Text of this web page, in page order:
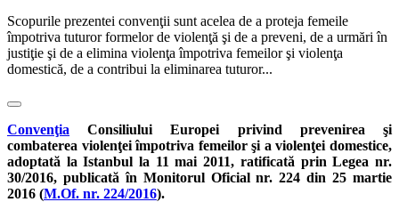
Scopurile prezentei convenţii sunt acelea de a proteja femeile
împotriva tuturor formelor de violenţă şi de a preveni, de a urmări în
justiţie şi de a elimina violenţa împotriva femeilor şi violenţa
domestică, de a contribui la eliminarea tuturor...
Convenţia Consiliului Europei privind prevenirea şi
combaterea violenţei împotriva femeilor şi a violenţei domestice,
adoptată la Istanbul la 11 mai 2011, ratificată prin Legea nr.
30/2016, publicată în Monitorul Oficial nr. 224 din 25 martie
2016 (M.Of. nr. 224/2016).